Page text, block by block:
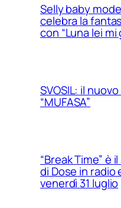
Selly baby
celebra la
con “Luna lei mi
SVOSIL: il
“MUFASA”
“Break Time” è
di Dose in radio
venerdì 31 luglio